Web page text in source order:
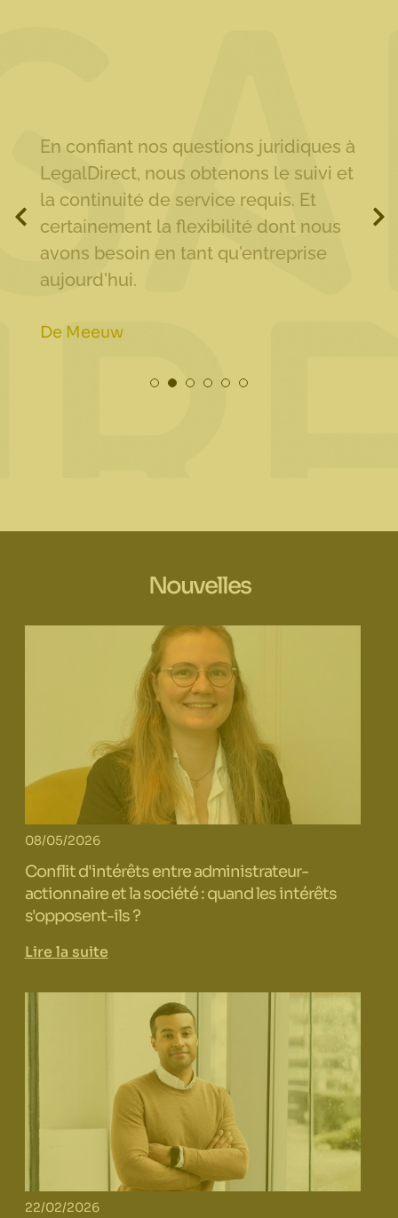
En confiant nos questions juridiques à
LegalDirect, nous obtenons le suivi et
la continuité de service requis. Et
certainement la flexibilité dont nous
avons besoin en tant qu'entreprise
aujourd'hui.
De Meeuw
les
Nouvelles
08/05/2026
Conflit d'intérêts entre administrateur-
actionnaire et la société : quand les intérêts
s'opposent-ils ?
Lire la suite
22/02/2026